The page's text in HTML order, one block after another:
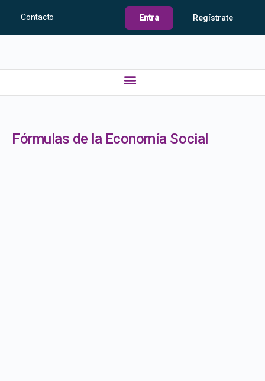
Contacto Entra Regístrate
Fórmulas de la Economía Social